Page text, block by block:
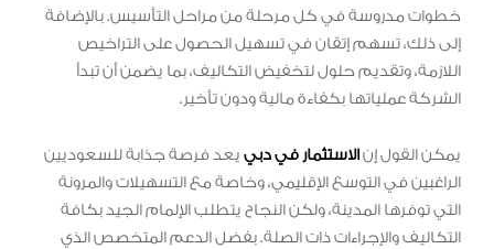
خطوات مدروسة في كل مرحلة من مراحل التأسيس. بالإضافة
إلى ذلك، تسهم إتقان في تسهيل الحصول على التراخيص
اللازمة، وتقديم حلول لتخفيض التكاليف، بما يضمن أن تبدأ
الشركة عملياتها بكفاءة مالية ودون تأخير.
يمكن القول إنالاستثمار في دبي يعد فرصة جذابة للسعوديين
الراغبين في التوسع الإقليمي، وخاصة مع التسهيلات والمرونة
التي توفرها المدينة، ولكن النجاح يتطلب الإلمام الجيد بكافة
التكاليف والإجراءات ذات الصلة. بفضل الدعم المتخصص الذي